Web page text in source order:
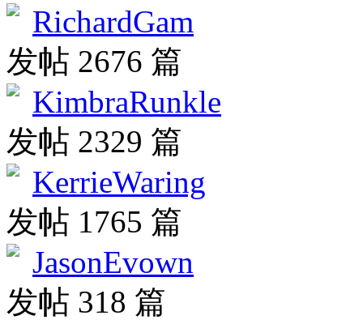
RichardGam
发帖 2676 篇
KimbraRunkle
发帖 2329 篇
KerrieWaring
发帖 1765 篇
JasonEvown
发帖 318 篇